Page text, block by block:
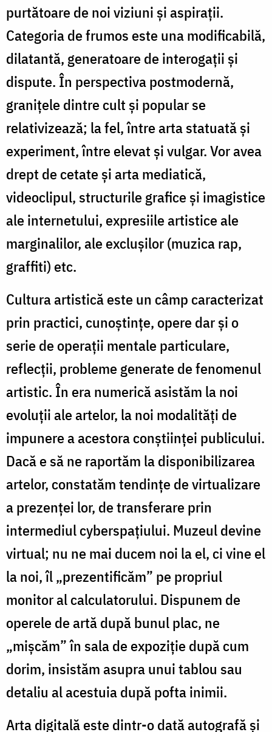
purtătoare de noi viziuni şi aspiraţii.
Categoria de frumos este una modificabilă,
dilatantă, generatoare de interogații și
dispute. În perspectiva postmodernă,
graniţele dintre cult şi popular se
relativizează; la fel, între arta statuată şi
experiment, între elevat şi vulgar. Vor avea
drept de cetate şi arta mediatică,
videoclipul, structurile grafice şi imagistice
ale internetului, expresiile artistice ale
marginalilor, ale excluşilor (muzica rap,
graffiti) etc.
Cultura artistică este un câmp caracterizat
prin practici, cunoştinţe, opere dar şi o
serie de operaţii mentale particulare,
reflecţii, probleme generate de fenomenul
artistic. În era numerică asistăm la noi
evoluții ale artelor, la noi modalități de
impunere a acestora conștiinței publicului.
Dacă e să ne raportăm la disponibilizarea
artelor, constatăm tendințe de virtualizare
a prezenței lor, de transferare prin
intermediul cyberspațiului. Muzeul devine
virtual; nu ne mai ducem noi la el, ci vine el
la noi, îl „prezentificăm” pe propriul
monitor al calculatorului. Dispunem de
operele de artă după bunul plac, ne
„mișcăm” în sala de expoziție după cum
dorim, insistăm asupra unui tablou sau
detaliu al acestuia după pofta inimii.
Arta digitală este dintr-o dată autografă și